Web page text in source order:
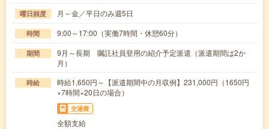
曜日頻度 月～金／平日のみ週5日
時間 9:00～17:00（実働7時間・休憩60分）
期間
9月～長期 嘱託社員登用の紹介予定派遣（派遣期間は2か
月）
時給
時給1,650円～【派遣期間中の月収例】231,000円（1650円
×7時間×20日の場合）
交通費
全額支給